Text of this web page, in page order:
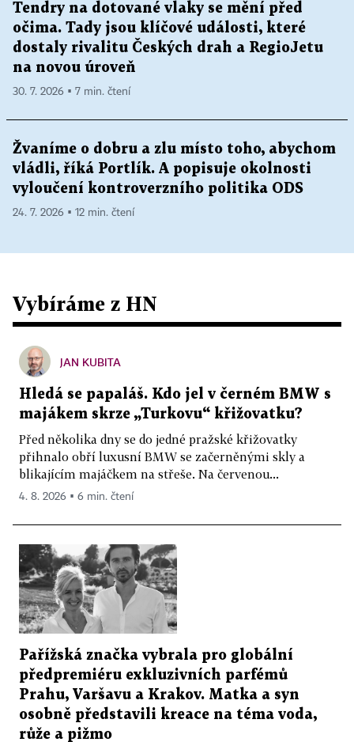
Tendry na dotované vlaky se mění před
očima. Tady jsou klíčové události, které
dostaly rivalitu Českých drah a RegioJetu
na novou úroveň
30. 7. 2026 ▪ 7 min. čtení
Žvaníme o dobru a zlu místo toho, abychom
vládli, říká Portlík. A popisuje okolnosti
vyloučení kontroverzního politika ODS
24. 7. 2026 ▪ 12 min. čtení
Vybíráme z HN
JAN KUBITA
Hledá se papaláš. Kdo jel v černém BMW s
majákem skrze „Turkovu“ křižovatku?
Před několika dny se do jedné pražské křižovatky
přihnalo obří luxusní BMW se začerněnými skly a
blikajícím majáčkem na střeše. Na červenou...
4. 8. 2026 ▪ 6 min. čtení
Pařížská značka vybrala pro globální
předpremiéru exkluzivních parfémů
Prahu, Varšavu a Krakov. Matka a syn
osobně představili kreace na téma voda,
růže a pižmo